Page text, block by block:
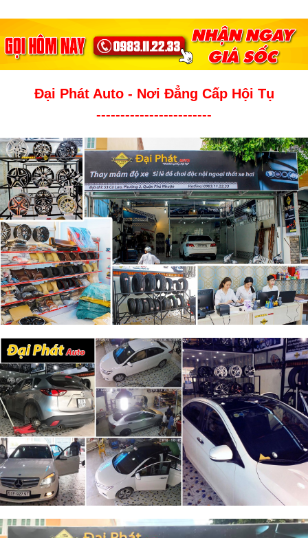
Đại Phát Auto - Nơi Đẳng Cấp Hội Tụ
------------------------